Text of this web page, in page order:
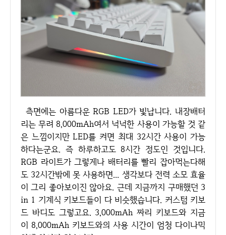
측면에는 아름다운 RGB LED가 빛납니다. 내장배터
리는 무려 8,000mAh여서 넉넉한 사용이 가능할 것 같
은 느낌이지만 LED를 켜면 최대 32시간 사용이 가능
하다는군요. 즉 하루하고도 8시간 정도인 것입니다.
RGB 라이트가 그렇게나 배터리를 빨리 잡아먹는다해
도 32시간밖에 못 사용하면... 생각보다 전력 소모 효율
이 그리 좋아보이진 않아요. 근데 지금까지 구매했던 3
in 1 기계식 키보드들이 다 비슷했습니다. 커스텀 키보
드 바디도 그렇고요. 3,000mAh 짜리 키보드와 지금
이 8,000mAh 키보드와의 사용 시간이 엄청 다이나믹